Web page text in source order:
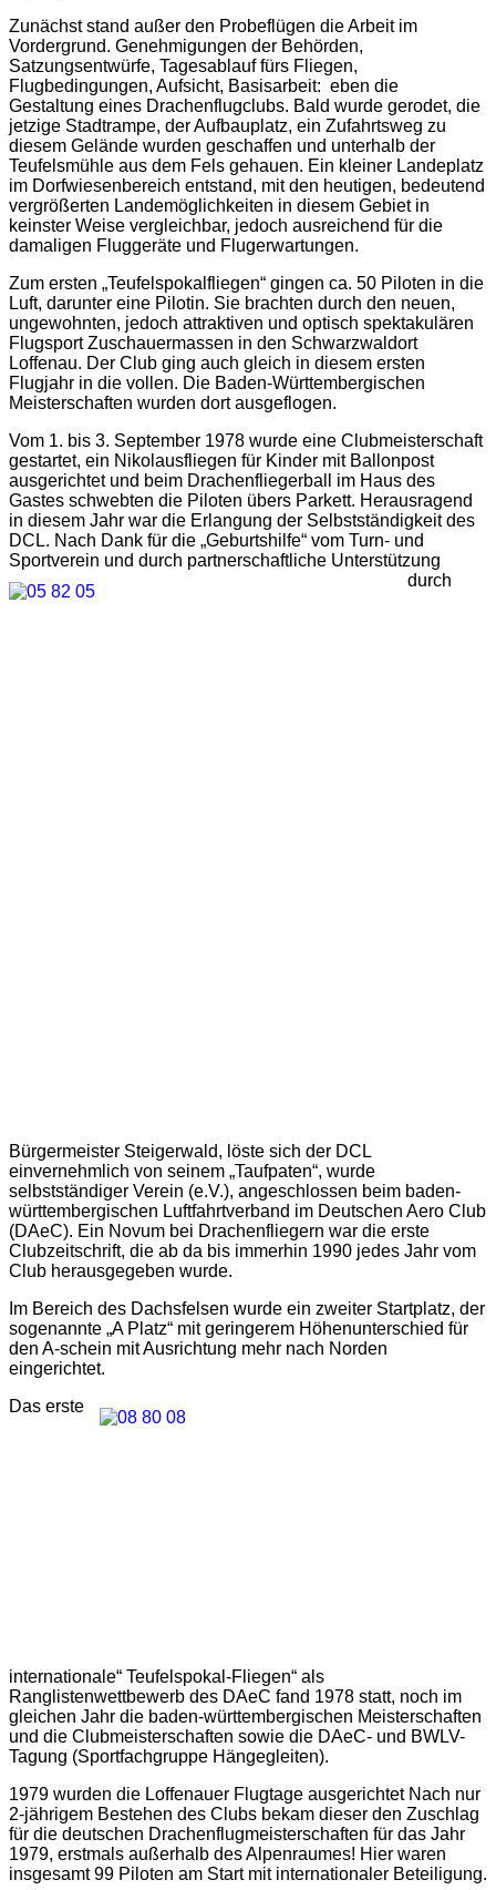
Zunächst stand außer den Probeflügen die Arbeit im
Vordergrund. Genehmigungen der Behörden,
Satzungsentwürfe, Tagesablauf fürs Fliegen,
Flugbedingungen, Aufsicht, Basisarbeit: eben die
Gestaltung eines Drachenflugclubs. Bald wurde gerodet, die
jetzige Stadtrampe, der Aufbauplatz, ein Zufahrtsweg zu
diesem Gelände wurden geschaffen und unterhalb der
Teufelsmühle aus dem Fels gehauen. Ein kleiner Landeplatz
im Dorfwiesenbereich entstand, mit den heutigen, bedeutend
vergrößerten Landemöglichkeiten in diesem Gebiet in
keinster Weise vergleichbar, jedoch ausreichend für die
damaligen Fluggeräte und Flugerwartungen.
Zum ersten „Teufelspokalfliegen“ gingen ca. 50 Piloten in die
Luft, darunter eine Pilotin. Sie brachten durch den neuen,
ungewohnten, jedoch attraktiven und optisch spektakulären
Flugsport Zuschauermassen in den Schwarzwaldort
Loffenau. Der Club ging auch gleich in diesem ersten
Flugjahr in die vollen. Die Baden-Württembergischen
Meisterschaften wurden dort ausgeflogen.
Vom 1. bis 3. September 1978 wurde eine Clubmeisterschaft
gestartet, ein Nikolausfliegen für Kinder mit Ballonpost
ausgerichtet und beim Drachenfliegerball im Haus des
Gastes schwebten die Piloten übers Parkett. Herausragend
in diesem Jahr war die Erlangung der Selbstständigkeit des
DCL. Nach Dank für die „Geburtshilfe“ vom Turn- und
Sportverein und durch partnerschaftliche Unterstützung
durch
Bürgermeister Steigerwald, löste sich der DCL
einvernehmlich von seinem „Taufpaten“, wurde
selbstständiger Verein (e.V.), angeschlossen beim baden-
württembergischen Luftfahrtverband im Deutschen Aero Club
(DAeC). Ein Novum bei Drachenfliegern war die erste
Clubzeitschrift, die ab da bis immerhin 1990 jedes Jahr vom
Club herausgegeben wurde.
Im Bereich des Dachsfelsen wurde ein zweiter Startplatz, der
sogenannte „A Platz“ mit geringerem Höhenunterschied für
den A-schein mit Ausrichtung mehr nach Norden
eingerichtet.
Das erste
internationale“ Teufelspokal-Fliegen“ als
Ranglistenwettbewerb des DAeC fand 1978 statt, noch im
gleichen Jahr die baden-württembergischen Meisterschaften
und die Clubmeisterschaften sowie die DAeC- und BWLV-
Tagung (Sportfachgruppe Hängegleiten).
1979 wurden die Loffenauer Flugtage ausgerichtet Nach nur
2-jährigem Bestehen des Clubs bekam dieser den Zuschlag
für die deutschen Drachenflugmeisterschaften für das Jahr
1979, erstmals außerhalb des Alpenraumes! Hier waren
insgesamt 99 Piloten am Start mit internationaler Beteiligung.